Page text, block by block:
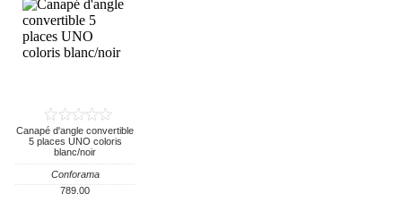
Canapé d'angle convertible
5 places UNO coloris
blanc/noir
Conforama
789.00